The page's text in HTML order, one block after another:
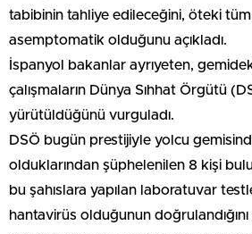
tabibinin tahliye edileceğini, öteki tüm
asemptomatik olduğunu açıkladı.
İspanyol bakanlar ayrıyeten,
çalışmaların Dünya Sıhhat Örgütü
yürütüldüğünü vurguladı.
DSÖ bugün prestijiyle yolcu
olduklarından şüphelenilen 8 kişi
bu şahıslara yapılan laboratuvar
hantavirüs olduğunun doğrulandığını